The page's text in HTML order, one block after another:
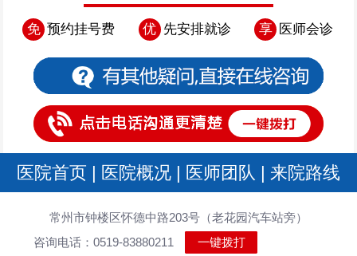
免 预约挂号费 优 先安排就诊 享 医师会诊
医院首页 | 医院概况 | 医师团队 | 来院路线
常州市钟楼区怀德中路203号（老花园汽车站旁）
咨询电话：0519-83880211
一键拨打